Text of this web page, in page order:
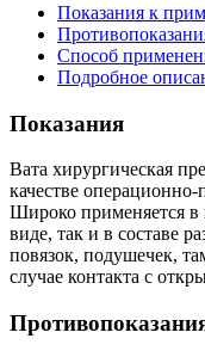
Показания к
Способ
Подробное
Показания
Вата хирургическая
качестве операционно-
Широко применяется в
виде, так и в составе
повязок, подушечек,
случае контакта с